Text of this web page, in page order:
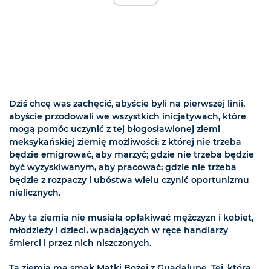
Dziś chcę was zachęcić, abyście byli na pierwszej linii,
abyście przodowali we wszystkich inicjatywach, które
mogą pomóc uczynić z tej błogosławionej ziemi
meksykańskiej ziemię możliwości; z której nie trzeba
będzie emigrować, aby marzyć; gdzie nie trzeba będzie
być wyzyskiwanym, aby pracować; gdzie nie trzeba
będzie z rozpaczy i ubóstwa wielu czynić oportunizmu
nielicznych.
Aby ta ziemia nie musiała opłakiwać mężczyzn i kobiet,
młodzieży i dzieci, wpadających w ręce handlarzy
śmierci i przez nich niszczonych.